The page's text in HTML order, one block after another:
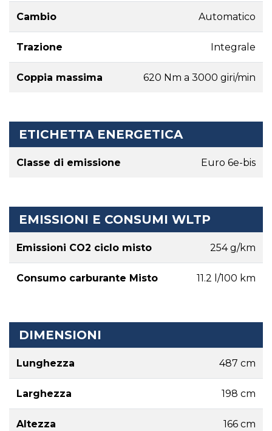
Cambio Automatico
Trazione Integrale
Coppia massima 620 Nm a 3000 giri/min
ETICHETTA ENERGETICA
Classe di emissione Euro 6e-bis
EMISSIONI E CONSUMI WLTP
Emissioni CO2 ciclo misto 254 g/km
Consumo carburante Misto 11.2 l/100 km
DIMENSIONI
Lunghezza 487 cm
Larghezza 198 cm
Altezza 166 cm